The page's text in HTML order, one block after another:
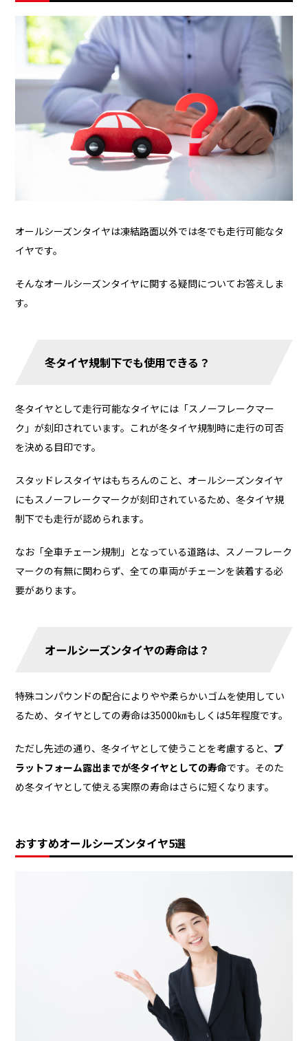
オールシーズンタイヤは凍結路面以外では冬でも走行可能なタ
イヤです。
そんなオールシーズンタイヤに関する疑問についてお答えしま
す。
冬タイヤ規制下でも使用できる？
冬タイヤとして走行可能なタイヤには「スノーフレークマー
ク」が刻印されています。これが冬タイヤ規制時に走行の可否
を決める目印です。
スタッドレスタイヤはもちろんのこと、オールシーズンタイヤ
にもスノーフレークマークが刻印されているため、冬タイヤ規
制下でも走行が認められます。
なお「全車チェーン規制」となっている道路は、スノーフレーク
マークの有無に関わらず、全ての車両がチェーンを装着する必
要があります。
オールシーズンタイヤの寿命は？
特殊コンパウンドの配合によりやや柔らかいゴムを使用してい
るため、タイヤとしての寿命は35000㎞もしくは5年程度です。
ただし先述の通り、冬タイヤとして使うことを考慮すると、 プ
ラットフォーム露出までが冬タイヤとしての寿命です。そのた
め冬タイヤとして使える実際の寿命はさらに短くなります。
おすすめオールシーズンタイヤ5選